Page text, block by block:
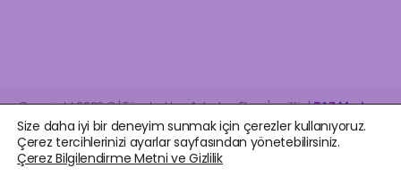
Copyright 2026 © | Tüm hakları Astrolog Elvan'a aittir. |TAZ Medya.
Size daha iyi bir deneyim sunmak için çerezler kullanıyoruz.
Çerez tercihlerinizi ayarlar sayfasından yönetebilirsiniz.
Çerez Bilgilendirme Metni ve Gizlilik